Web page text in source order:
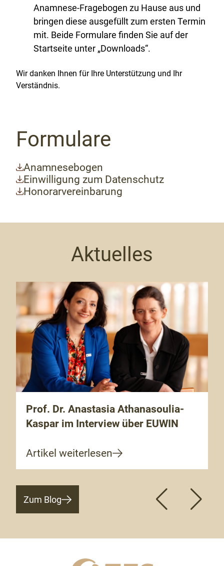
Anamnese-Fragebogen zu Hause aus und
bringen diese ausgefüllt zum ersten Termin
mit. Beide Formulare finden Sie auf der
Startseite unter „Downloads“.
Wir danken Ihnen für Ihre Unterstützung und Ihr
Verständnis.
Formulare
Anamnesebogen
Einwilligung zum Datenschutz
Honorarvereinbarung
Aktuelles
Prof. Dr. Anastasia Athanasoulia-
Kaspar im Interview über EUWIN
Artikel weiterlesen
Zum Blog